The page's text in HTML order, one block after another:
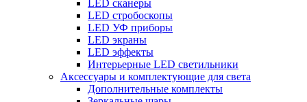
LED сканеры
LED стробоскопы
LED УФ приборы
LED экраны
LED эффекты
Интерьерные LED светильники
Аксессуары и комплектующие для света
Дополнительные комплекты